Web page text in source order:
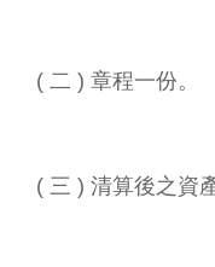
( 二 ) 章程一份。
( 三 ) 清算後之資